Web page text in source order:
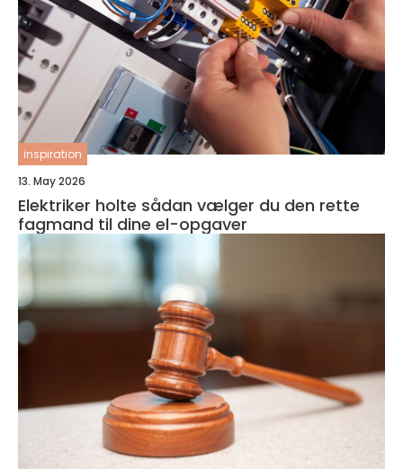
inspiration
13. May 2026
Elektriker holte sådan vælger du den rette
fagmand til dine el-opgaver